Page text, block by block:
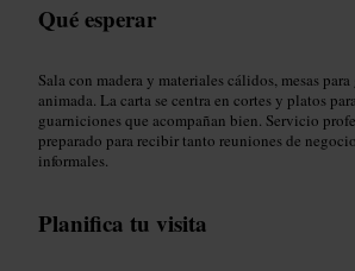
Qué esperar
Sala con madera y materiales cálidos, mesas
animada. La carta se centra en cortes y platos
guarniciones que acompañan bien. Servicio
preparado para recibir tanto reuniones de
informales.
Planifica tu visita